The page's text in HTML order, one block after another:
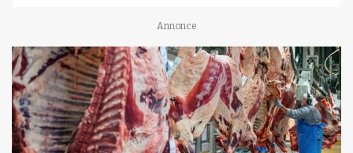
Annonce